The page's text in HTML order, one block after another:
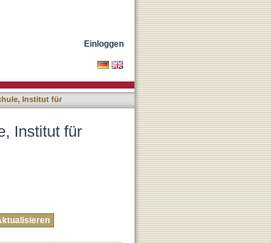
Einloggen
Institut für
Institut für